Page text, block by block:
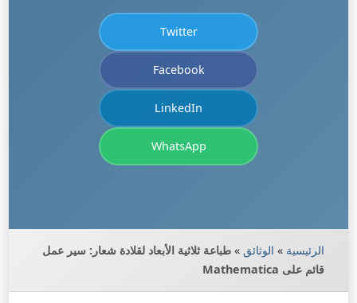
Twitter
Facebook
LinkedIn
WhatsApp
الرئيسية » الوثائق » طباعة ثلاثية الأبعاد لقلادة شعار: سير عمل
قائم على Mathematica